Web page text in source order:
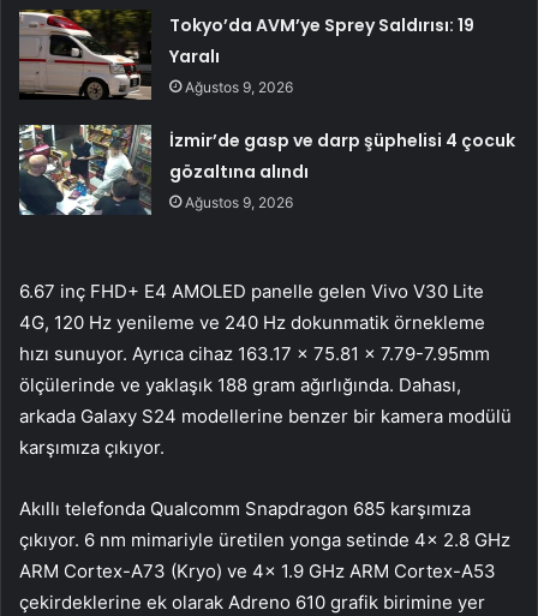
Tokyo’da AVM’ye Sprey Saldırısı: 19
Yaralı
Ağustos 9, 2026
İzmir’de gasp ve darp şüphelisi 4 çocuk
gözaltına alındı
Ağustos 9, 2026
6.67 inç FHD+ E4 AMOLED panelle gelen Vivo V30 Lite
4G, 120 Hz yenileme ve 240 Hz dokunmatik örnekleme
hızı sunuyor. Ayrıca cihaz 163.17 x 75.81 x 7.79-7.95mm
ölçülerinde ve yaklaşık 188 gram ağırlığında. Dahası,
arkada Galaxy S24 modellerine benzer bir kamera modülü
karşımıza çıkıyor.
Akıllı telefonda Qualcomm Snapdragon 685 karşımıza
çıkıyor. 6 nm mimariyle üretilen yonga setinde 4x 2.8 GHz
ARM Cortex-A73 (Kryo) ve 4x 1.9 GHz ARM Cortex-A53
çekirdeklerine ek olarak Adreno 610 grafik birimine yer